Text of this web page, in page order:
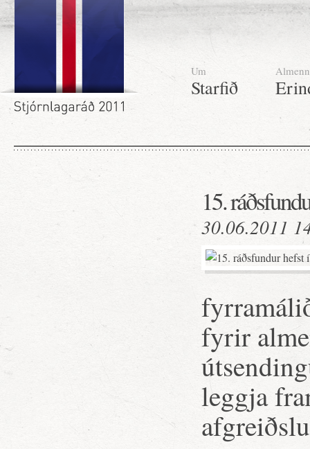
Um
Starfið
Almenn
15.
30.06.2011
fyrir
leggja